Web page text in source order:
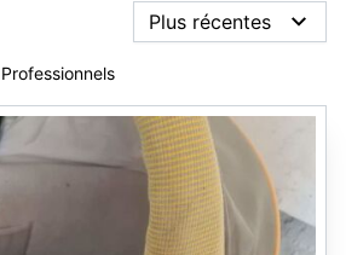
Professionnels